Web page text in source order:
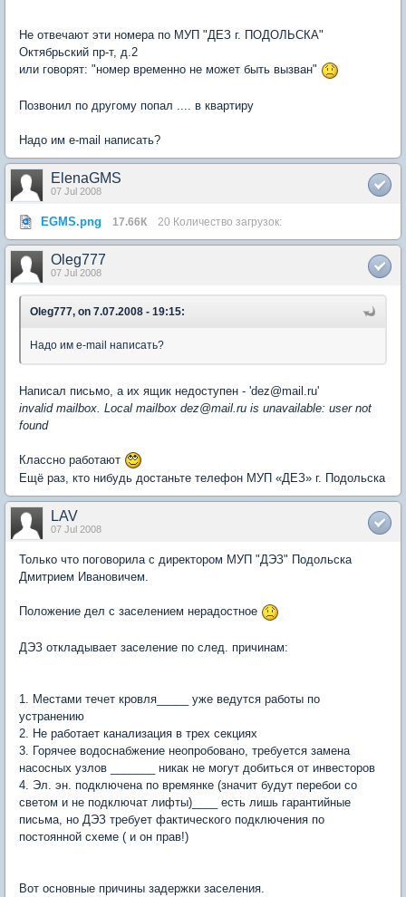
Не отвечают эти номера по МУП "ДЕЗ г. ПОДОЛЬСКА"
Октябрьский пр-т, д.2
или говорят: "номер временно не может быть вызван"
Позвонил по другому попал .... в квартиру
Надо им e-mail написать?
ElenaGMS
07 Jul 2008
EGMS.png 17.66К 20 Количество загрузок:
Oleg777
07 Jul 2008
Oleg777, on 7.07.2008 - 19:15:
Надо им e-mail написать?
Написал письмо, а их ящик недоступен - 'dez@mail.ru'
invalid mailbox. Local mailbox dez@mail.ru is unavailable: user not
found
Классно работают
Ещё раз, кто нибудь достаньте телефон МУП «ДЕЗ» г. Подольска
LAV
07 Jul 2008
Только что поговорила с директором МУП "ДЭЗ" Подольска
Дмитрием Ивановичем.
Положение дел с заселением нерадостное
ДЭЗ откладывает заселение по след. причинам:
1. Местами течет кровля_____ уже ведутся работы по
устранению
2. Не работает канализация в трех секциях
3. Горячее водоснабжение неопробовано, требуется замена
насосных узлов _______ никак не могут добиться от инвесторов
4. Эл. эн. подключена по времянке (значит будут перебои со
светом и не подключат лифты)____ есть лишь гарантийные
письма, но ДЭЗ требует фактического подключения по
постоянной схеме ( и он прав!)
Вот основные причины задержки заселения.